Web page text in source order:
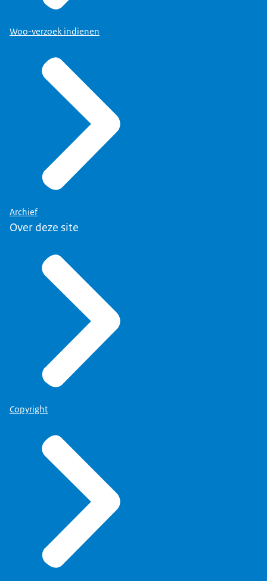
Woo-verzoek indienen
Archief
Over deze site
Copyright